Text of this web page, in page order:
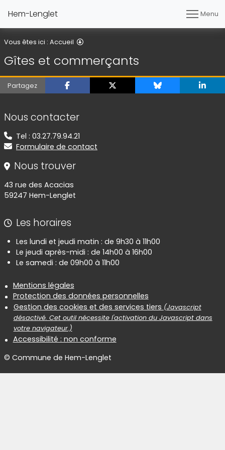
Hem-Lenglet Menu
Vous êtes ici : Accueil
Gîtes et commerçants
Partagez
Informations de contact
Nous contacter
Tel : 03.27.79.94.21
Formulaire de contact
Nous trouver
43 rue des Acacias
59247 Hem-Lenglet
Les horaires
Les lundi et jeudi matin : de 9h30 à 11h00
Le jeudi après-midi : de 14h00 à 16h00
Le samedi : de 09h00 à 11h00
Informations réglementaires
Mentions légales
Protection des données personnelles
Gestion des cookies et des services tiers (Javascript
désactivé. Cet outil nécessite l'activation du Javascript dans
votre navigateur.)
Accessibilité : non conforme
© Commune de Hem-Lenglet